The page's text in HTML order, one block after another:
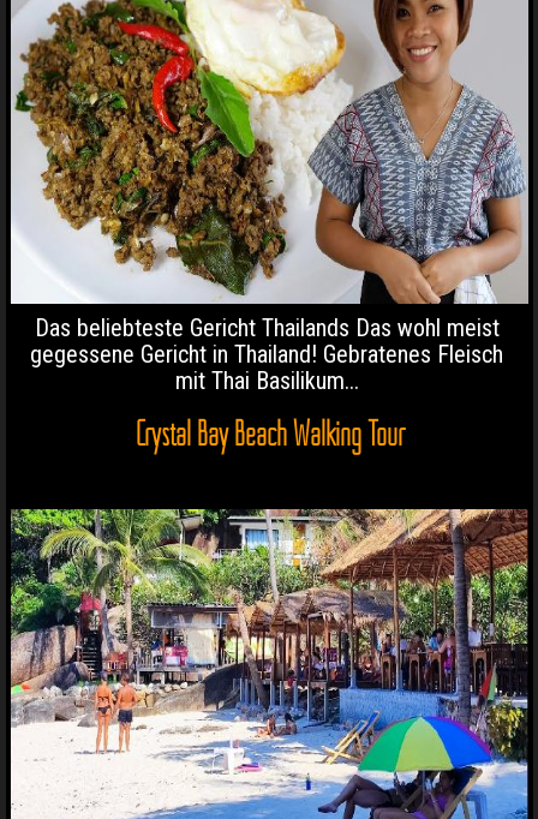
Das beliebteste Gericht Thailands Das wohl meist
gegessene Gericht in Thailand! Gebratenes Fleisch
mit Thai Basilikum...
Crystal Bay Beach Walking Tour